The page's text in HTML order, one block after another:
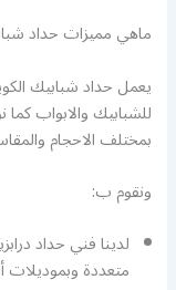
ماهي مميزات حداد
يعمل حداد شبابيك
للشبابيك والابواب
بمختلف الاحجام
ونقوم ب:
لدينا فني حداد
متعددة وبموديلات